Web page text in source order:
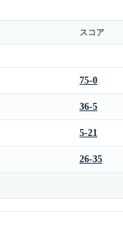
スコア
75-0
36-5
5-21
26-35